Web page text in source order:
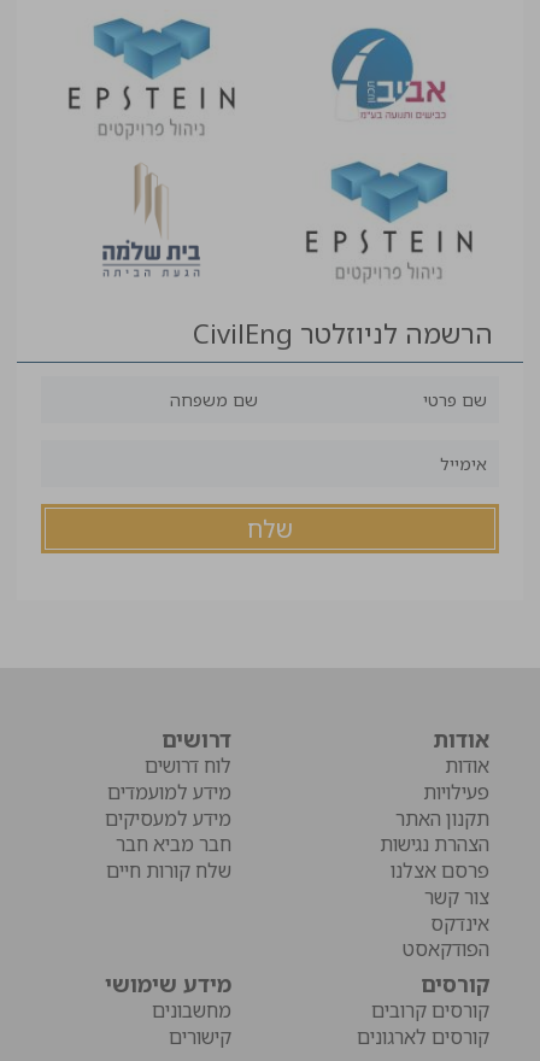
הרשמה לניוזלטר CivilEng
אודות
אודות
פעילויות
תקנון האתר
הצהרת נגישות
פרסם אצלנו
צור קשר
אינדקס
הפודקאסט
דרושים
לוח דרושים
מידע למועמדים
מידע למעסיקים
חבר מביא חבר
שלח קורות חיים
קורסים
קורסים קרובים
קורסים לארגונים
מידע שימושי
מחשבונים
קישורים